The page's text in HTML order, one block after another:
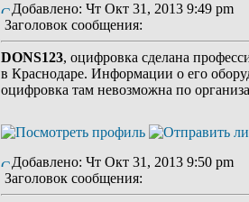
Добавлено: Чт Окт 31, 2013 9:49 pm
Заголовок сообщения:
DONS123, оцифровка сделана
в Краснодаре. Информации о его
оцифровка там невозможна по
Добавлено: Чт Окт 31, 2013 9:50 pm
Заголовок сообщения: